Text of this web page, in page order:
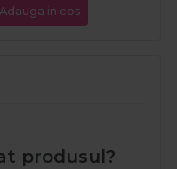
Adauga in cos
produsul?